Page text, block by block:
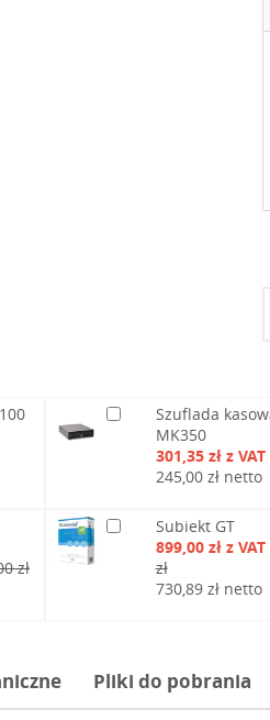
Szuflada
MK350
301,35 zł z VAT
245,00 zł netto
zł
Subiekt GT
899,00 zł z VAT
zł
730,89 zł netto
Pliki do pobrania